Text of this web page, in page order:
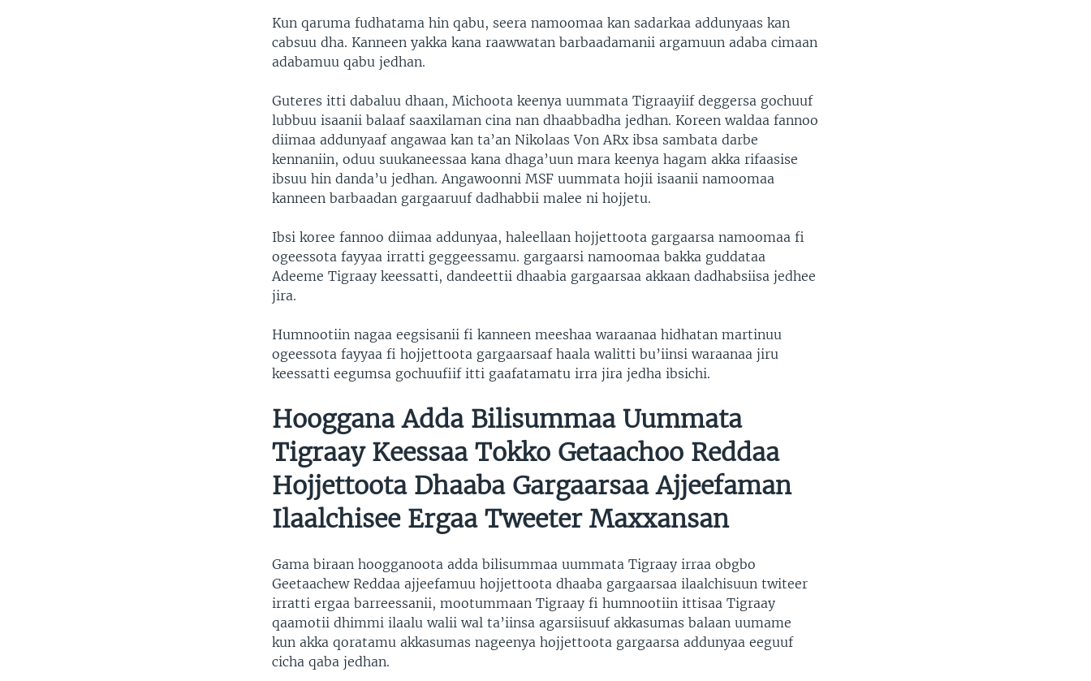
Kun qaruma fudhatama hin qabu, seera namoomaa kan sadarkaa addunyaas kan
cabsuu dha. Kanneen yakka kana raawwatan barbaadamanii argamuun adaba cimaan
adabamuu qabu jedhan.
Guteres itti dabaluu dhaan, Michoota keenya uummata Tigraayiif deggersa gochuuf
lubbuu isaanii balaaf saaxilaman cina nan dhaabbadha jedhan. Koreen waldaa fannoo
diimaa addunyaaf angawaa kan ta’an Nikolaas Von ARx ibsa sambata darbe
kennaniin, oduu suukaneessaa kana dhaga’uun mara keenya hagam akka rifaasise
ibsuu hin danda’u jedhan. Angawoonni MSF uummata hojii isaanii namoomaa
kanneen barbaadan gargaaruuf dadhabbii malee ni hojjetu.
Ibsi koree fannoo diimaa addunyaa, haleellaan hojjettoota gargaarsa namoomaa fi
ogeessota fayyaa irratti geggeessamu. gargaarsi namoomaa bakka guddataa
Adeeme Tigraay keessatti, dandeettii dhaabia gargaarsaa akkaan dadhabsiisa jedhee
jira.
Humnootiin nagaa eegsisanii fi kanneen meeshaa waraanaa hidhatan martinuu
ogeessota fayyaa fi hojjettoota gargaarsaaf haala walitti bu’iinsi waraanaa jiru
keessatti eegumsa gochuufiif itti gaafatamatu irra jira jedha ibsichi.
Hooggana Adda Bilisummaa Uummata
Tigraay Keessaa Tokko Getaachoo Reddaa
Hojjettoota Dhaaba Gargaarsaa Ajjeefaman
Ilaalchisee Ergaa Tweeter Maxxansan
Gama biraan hoogganoota adda bilisummaa uummata Tigraay irraa obgbo
Geetaachew Reddaa ajjeefamuu hojjettoota dhaaba gargaarsaa ilaalchisuun twiteer
irratti ergaa barreessanii, mootummaan Tigraay fi humnootiin ittisaa Tigraay
qaamotii dhimmi ilaalu walii wal ta’iinsa agarsiisuuf akkasumas balaan uumame
kun akka qoratamu akkasumas nageenya hojjettoota gargaarsa addunyaa eeguuf
cicha qaba jedhan.